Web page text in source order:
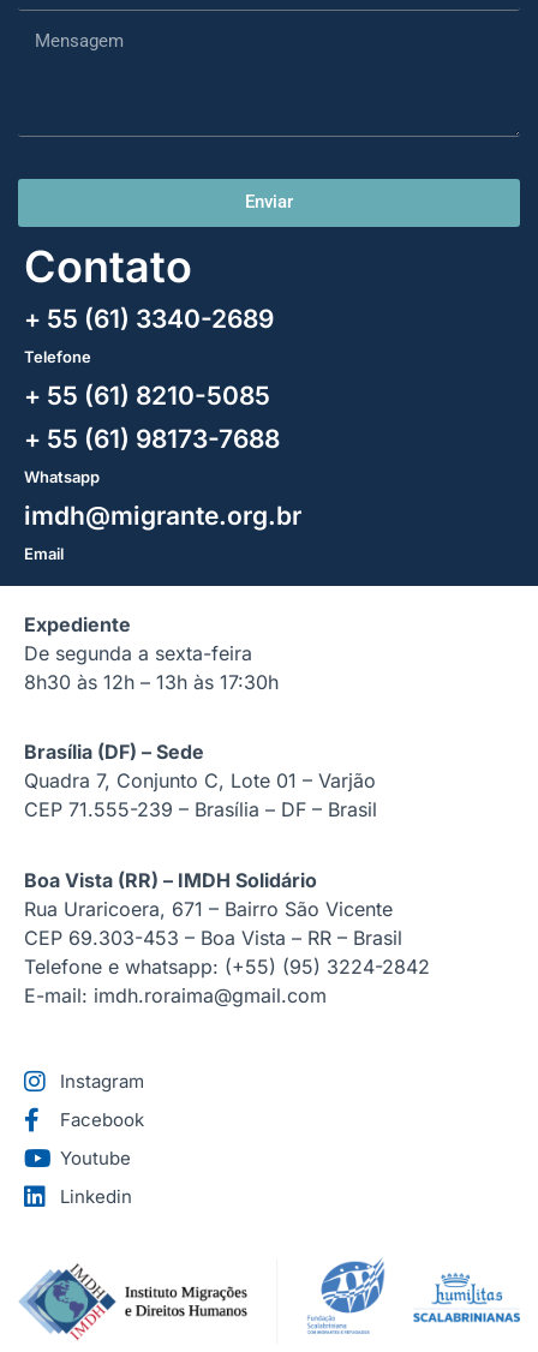
Enviar
Contato
+ 55 (61) 3340-2689
Telefone
+ 55 (61) 8210-5085
+ 55 (61) 98173-7688
Whatsapp
imdh@migrante.org.br
Email
Expediente
De segunda a sexta-feira
8h30 às 12h – 13h às 17:30h
Brasília (DF) – Sede
Quadra 7, Conjunto C, Lote 01 – Varjão
CEP 71.555-239 – Brasília – DF – Brasil
Boa Vista (RR) – IMDH Solidário
Rua Uraricoera, 671 – Bairro São Vicente
CEP 69.303-453 – Boa Vista – RR – Brasil
Telefone e whatsapp: (+55) (95) 3224-2842
E-mail: imdh.roraima@gmail.com
Instagram
Facebook
Youtube
Linkedin